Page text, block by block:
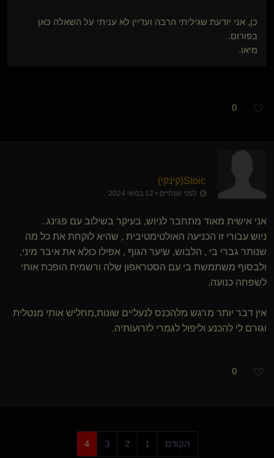
כן, אני יודעת שגיליתי הרבה ועדיין לא עניתי על השאלה כאן
בפורום.
מיאו.
0
Stoic​(קינקי)
לפני שנתיים • 12 במאי 2024
אני אישית מאוד מתחבר לניוש, בעיקר בשילוב עם פגינג..
ניוש עבורי זו הכניעה האולטימטיבית , שהיא לוקחת את כל מה
שנותר גברי בי , הלבוש, שיער הגוף , אפילו כולא את איבר מיני,
ולבסוף משתמשת בי עם הסטראפון שלה ורשמית הופכת אותי
לשפחה כנועה.
אין דבר יותר מרגש מלהכנס לנעליים שונות,מחליש אותי מנטלית
וגורם לי להכנע וליפול לגמרי לזרועותיה.
0
הקודם 1
2
3
4